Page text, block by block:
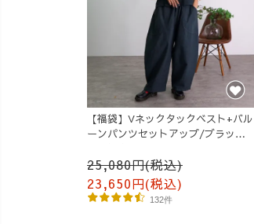
【福袋】Vネックタックベスト+バル
ーンパンツセットアップ/ブラック/
25,080円(税込)
23,650円(税込)
132件